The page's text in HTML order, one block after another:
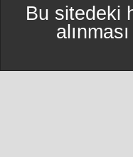
Bu sitedeki